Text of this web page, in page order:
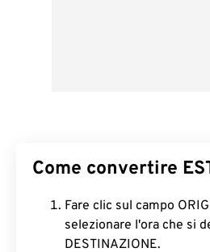
Come convertire
Fare clic sul campo
selezionare l'ora che si
DESTINAZIONE.